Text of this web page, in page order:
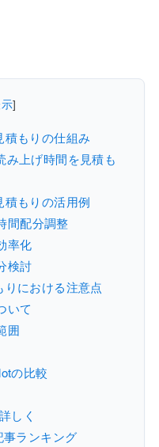
]
もりの仕組み
み上げ時間を見積も
もりの活用例
間配分調整
率化
検討
における注意点
いて
囲
の比較
しく
ランキング